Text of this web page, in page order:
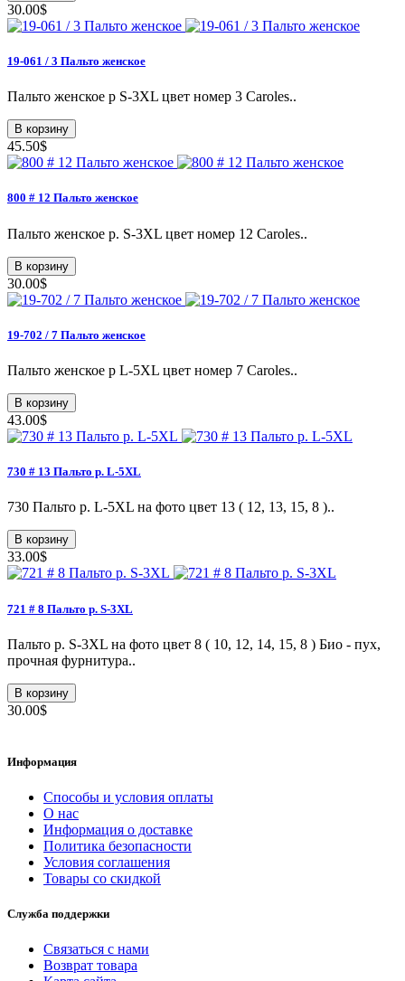
30.00$
19-061 / 3 Пальто женское
Пальто женское p S-3XL цвет номер 3 Caroles..
В корзину
45.50$
800 # 12 Пальто женское
Пальто женское p. S-3XL цвет номер 12 Caroles..
В корзину
30.00$
19-702 / 7 Пальто женское
Пальто женское p L-5XL цвет номер 7 Caroles..
В корзину
43.00$
730 # 13 Пальто p. L-5XL
730 Пальто p. L-5XL на фото цвет 13 ( 12, 13, 15, 8 )..
В корзину
33.00$
721 # 8 Пальто p. S-3XL
Пальто p. S-3XL на фото цвет 8 ( 10, 12, 14, 15, 8 ) Био - пух,
прочная фурнитура..
В корзину
30.00$
Информация
Способы и условия оплаты
О нас
Информация о доставке
Политика безопасности
Условия соглашения
Товары со скидкой
Служба поддержки
Связаться с нами
Возврат товара